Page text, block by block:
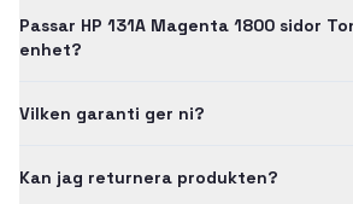
Passar HP 131A Magenta 1800 sidor
enhet?
Vilken garanti ger ni?
Kan jag returnera produkten?